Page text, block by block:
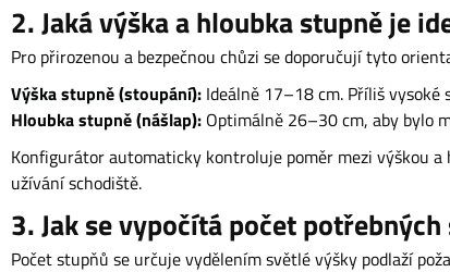
2. Jaká výška a hloubka stupně je
Pro přirozenou a bezpečnou chůzi se doporučují tyto
Výška stupně (stoupání): Ideálně 17–18 cm. Příliš
Hloubka stupně (nášlap): Optimálně 26–30 cm, aby bylo
Konfigurátor automaticky kontroluje poměr mezi výškou
užívání schodiště.
3. Jak se vypočítá počet potřebných
Počet stupňů se určuje vydělením světlé výšky podlaží